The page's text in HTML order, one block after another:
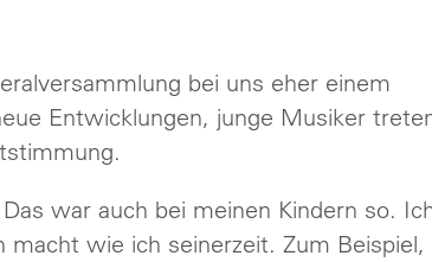
bei uns eher einem
Entwicklungen, junge Musiker
war auch bei meinen Kindern so.
wie ich seinerzeit. Zum Beispiel,